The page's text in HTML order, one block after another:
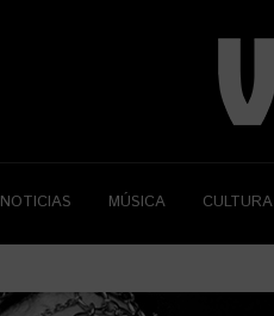
NOTICIAS MÚSICA CULTURA